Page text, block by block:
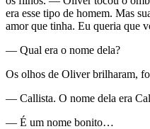
era esse tipo de homem. Mas
amor que tinha. Eu queria que
— Qual era o nome dela?
Os olhos de Oliver brilharam,
— Callista. O nome dela era
— É um nome bonito…